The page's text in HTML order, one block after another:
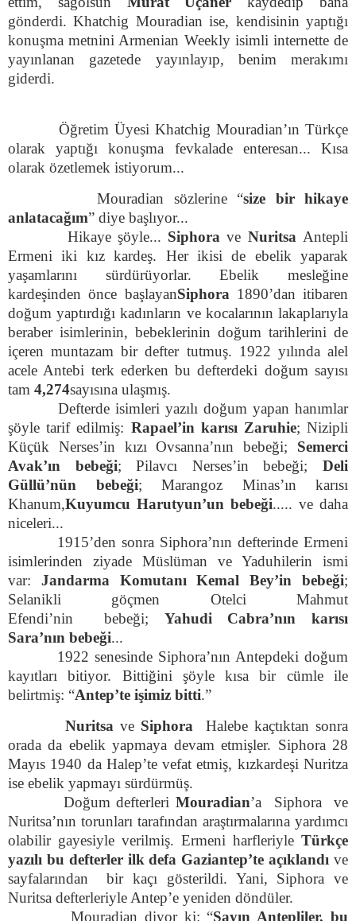
gönderdi. Khatchig Mouradian ise, kendisinin yaptığı
konuşma metnini Armenian Weekly isimli internette de
yayınlanan gazetede yayınlayıp, benim merakımı
giderdi.
Öğretim Üyesi Khatchig Mouradian’ın Türkçe
olarak yaptığı konuşma fevkalade enteresan... Kısa
olarak özetlemek istiyorum...
Mouradian sözlerine “size bir hikaye
anlatacağım” diye başlıyor...
Hikaye şöyle... Siphorave Nuritsa Antepli
Ermeni iki kız kardeş. Her ikisi de ebelik yaparak
yaşamlarını sürdürüyorlar. Ebelik mesleğine
kardeşinden önce başlayanSiphora 1890’dan itibaren
doğum yaptırdığı kadınların ve kocalarının lakaplarıyla
beraber isimlerinin, bebeklerinin doğum tarihlerini de
içeren muntazam bir defter tutmuş. 1922 yılında alel
acele Antebi terk ederken bu defterdeki doğum sayısı
tam 4,274sayısına ulaşmış.
Defterde isimleri yazılı doğum yapan hanımlar
şöyle tarif edilmiş: Rapael’in karısı Zaruhie; Nizipli
Küçük Nerses’in kızı Ovsanna’nın bebeği; Semerci
Avak’ın bebeği; Pilavcı Nerses’in bebeği;Deli
Güllü’nün bebeği; Marangoz Minas’ın karısı
Khanum,Kuyumcu Harutyun’un bebeği..... ve daha
niceleri...
1915’den sonra Siphora’nın defterinde Ermeni
isimlerinden ziyade Müslüman ve Yaduhilerin ismi
var: Jandarma Komutanı Kemal Bey’in bebeği;
Selanikli göçmen Otelci Mahmut
Efendi’nin bebeği; Yahudi Cabra’nın karısı
Sara’nın bebeği...
1922 senesinde Siphora’nın Antepdeki doğum
kayıtları bitiyor. Bittiğini şöyle kısa bir cümle ile
belirtmiş: “Antep’te işimiz bitti.”
Nuritsa ve Siphora Halebe kaçtıktan sonra
orada da ebelik yapmaya devam etmişler. Siphora 28
Mayıs 1940 da Halep’te vefat etmiş, kızkardeşi Nuritza
ise ebelik yapmayı sürdürmüş.
Doğum defterleriMouradian’a Siphora ve
Nuritsa’nın torunları tarafından araştırmalarına yardımcı
olabilir gayesiyle verilmiş. Ermeni harfleriyle Türkçe
yazılı bu defterler ilk defa Gaziantep’te açıklandı ve
sayfalarından bir kaçı gösterildi. Yani, Siphora ve
Nuritsa defterleriyle Antep’e yeniden döndüler.
Mouradian diyor ki: “Sayın Antepliler, bu